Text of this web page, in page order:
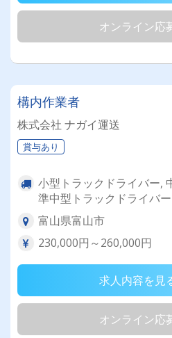
オンライン応
構内作業者
株式会社 ナガイ運送
賞与あり
小型トラックドライバー,
準中型トラックドライバー
富山県富山市
230,000円～260,000円
求人内容を見
オンライン応